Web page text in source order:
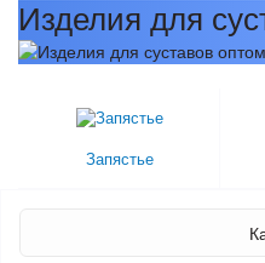
Изделия для
Запястье